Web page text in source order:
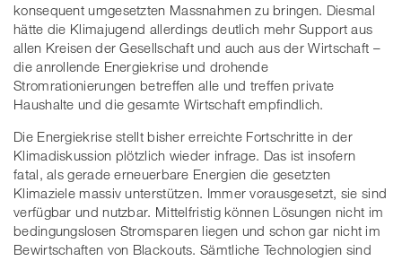
konsequent umgesetzten Massnahmen zu bringen. Diesmal
hätte die Klimajugend allerdings deutlich mehr Support aus
allen Kreisen der Gesellschaft und auch aus der Wirtschaft –
die anrollende Energiekrise und drohende
Stromrationierungen betreffen alle und treffen private
Haushalte und die gesamte Wirtschaft empfindlich.
Die Energiekrise stellt bisher erreichte Fortschritte in der
Klimadiskussion plötzlich wieder infrage. Das ist insofern
fatal, als gerade erneuerbare Energien die gesetzten
Klimaziele massiv unterstützen. Immer vorausgesetzt, sie sind
verfügbar und nutzbar. Mittelfristig können Lösungen nicht im
bedingungslosen Stromsparen liegen und schon gar nicht im
Bewirtschaften von Blackouts. Sämtliche Technologien sind